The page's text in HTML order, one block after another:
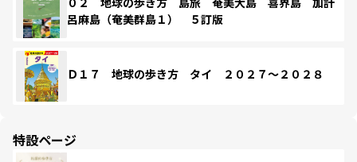
呂麻島（奄美群島１） ５訂版
Ｄ１７ 地球の歩き方 タイ ２０２７～２０２８
特設ページ